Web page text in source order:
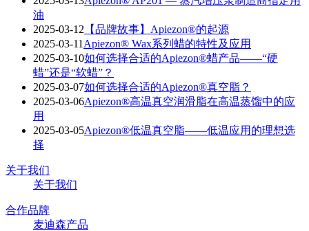
油
2025-03-12 【品牌故事】Apiezon®的起源
2025-03-11 Apiezon® Wax系列蜡的特性及应用
2025-03-10如何选择合适的Apiezon®蜡产品——“硬
蜡”还是“软蜡”？
2025-03-07如何选择合适的Apiezon®真空脂？
2025-03-06Apiezon®高温真空润滑脂在高温蒸馏中的应
用
2025-03-05Apiezon®低温真空脂——低温应用的理想选
择
关于我们
关于我们
合作品牌
麦迪森产品